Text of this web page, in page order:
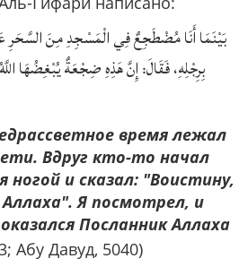
بَيْنَمَا أَنَا مُضْطَجِعٌ فِي الْمَسْجِدِ مِنَ السَّحَرِ
بِرِجْلِهِ، فَقَالَ: إِنَّ هَذِهِ ضِجْعَةٌ يُبْغِضُهَا
время лежал
Вдруг кто-то начал
и сказал: "Воистину,
Я посмотрел, и
Посланник Аллахa
Абу Давуд, 5040)